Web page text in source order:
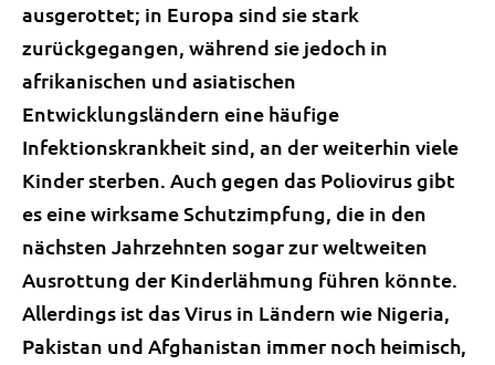
ausgerottet; in Europa sind sie stark
zurückgegangen, während sie jedoch in
afrikanischen und asiatischen
Entwicklungsländern eine häufige
Infektionskrankheit sind, an der weiterhin viele
Kinder sterben. Auch gegen das Poliovirus gibt
es eine wirksame Schutzimpfung, die in den
nächsten Jahrzehnten sogar zur weltweiten
Ausrottung der Kinderlähmung führen könnte.
Allerdings ist das Virus in Ländern wie Nigeria,
Pakistan und Afghanistan immer noch heimisch,